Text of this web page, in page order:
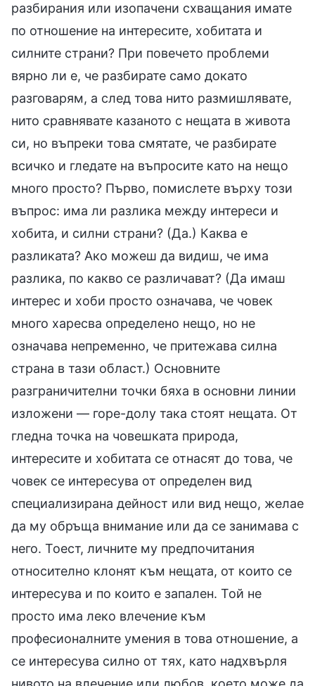
разбирания или изопачени схващания имате
по отношение на интересите, хобитата и
силните страни? При повечето проблеми
вярно ли е, че разбирате само докато
разговарям, а след това нито размишлявате,
нито сравнявате казаното с нещата в живота
си, но въпреки това смятате, че разбирате
всичко и гледате на въпросите като на нещо
много просто? Първо, помислете върху този
въпрос: има ли разлика между интереси и
хобита, и силни страни? (Да.) Каква е
разликата? Ако можеш да видиш, че има
разлика, по какво се различават? (Да имаш
интерес и хоби просто означава, че човек
много харесва определено нещо, но не
означава непременно, че притежава силна
страна в тази област.) Основните
разграничителни точки бяха в основни линии
изложени — горе-долу така стоят нещата. От
гледна точка на човешката природа,
интересите и хобитата се отнасят до това, че
човек се интересува от определен вид
специализирана дейност или вид нещо, желае
да му обръща внимание или да се занимава с
него. Тоест, личните му предпочитания
относително клонят към нещата, от които се
интересува и по които е запален. Той не
просто има леко влечение към
професионалните умения в това отношение, а
се интересува силно от тях, като надхвърля